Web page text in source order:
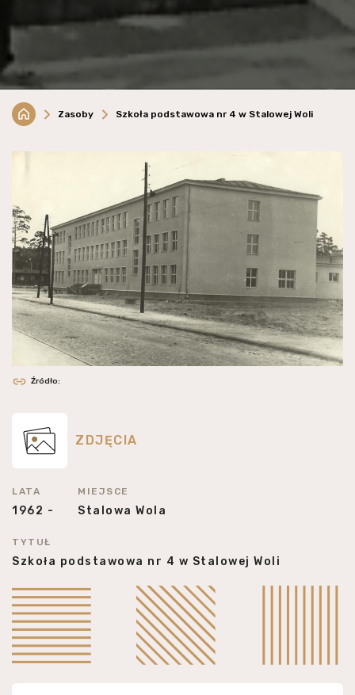
Zasoby Szkoła podstawowa nr 4 w Stalowej Woli
Źródło:
ZDJĘCIA
LATA
1962 -
MIEJSCE
Stalowa Wola
TYTUŁ
Szkoła podstawowa nr 4 w Stalowej Woli